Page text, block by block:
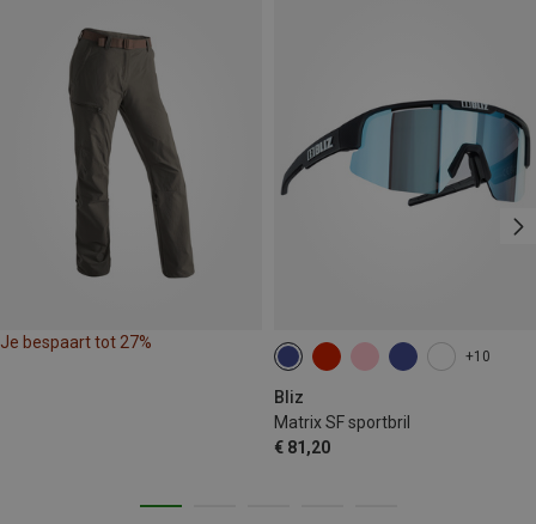
Je bespaart tot 27%
+10
Bliz
Matrix SF sportbril
€ 81,20